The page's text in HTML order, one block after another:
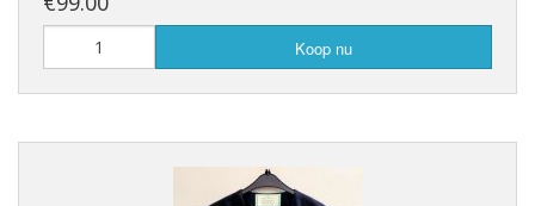
Koop nu